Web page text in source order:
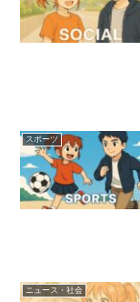
スポーツ
ニュース・社会